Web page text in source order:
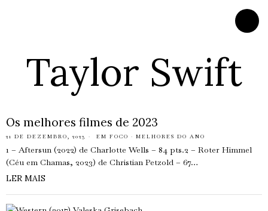
Taylor Swift
Os melhores filmes de 2023
21 DE DEZEMBRO, 2023 EM FOCO · MELHORES DO ANO
1 – Aftersun (2022) de Charlotte Wells – 84 pts.2 – Roter Himmel
(Céu em Chamas, 2023) de Christian Petzold – 67…
LER MAIS